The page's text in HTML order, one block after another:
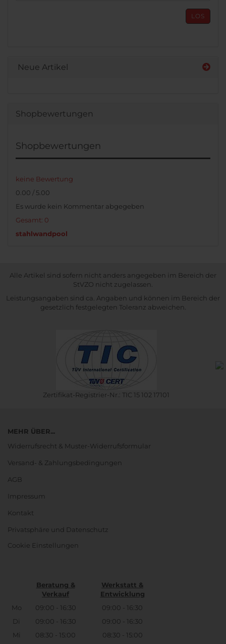
LOS
Neue Artikel
Shopbewertungen
Shopbewertungen
keine Bewertung
0.00 / 5.00
Es wurde kein Kommentar abgegeben
Gesamt: 0
stahlwandpool
Alle Artikel sind sofern nicht anders angegeben im Bereich der
StVZO nicht zugelassen.
Leistungsangaben sind ca. Angaben und können im Bereich der
gesetzlich festgelegten Toleranz abweichen.
Zertifikat-Registrier-Nr.: TIC 15 102 17101
MEHR ÜBER...
Widerrufsrecht & Muster-Widerrufsformular
Versand- & Zahlungsbedingungen
AGB
Impressum
Kontakt
Privatsphäre und Datenschutz
Cookie Einstellungen
Beratung &
Verkauf
Werkstatt &
Entwicklung
Mo
09:00 - 16:30
09:00 - 16:30
Di
09:00 - 16:30
09:00 - 16:30
Mi
08:30 - 15:00
08:30 - 15:00